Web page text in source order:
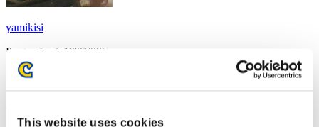
This website uses cookies
yamikisi
Puntos:Lv:1/16'01"30
Posición
22